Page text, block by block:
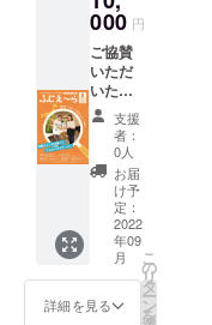
いただ
きま
す。 掲
載枠
39mm×
4ｍｍ
程度
（文字
のみ）
またプ
ロジェ
クト終
了後、
お礼文
を発送
させて
000 円
ご協賛
いただ
いた皆
さまの
お名前
を藤枝
地域情
報誌
「ふじ
え～
ら」
（10月
号 9月
20日発
行予
支援
者：
0人
お届
け予
定：
2022
年09
月
詳細を見る
こ
の
リ
タ
ー
ン
を